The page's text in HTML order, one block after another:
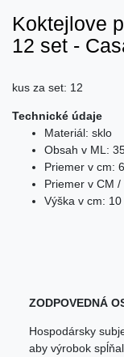
Koktejlove
12 set -
kus za set: 12
Technické údaje
Materiál: sklo
Obsah v ML:
Priemer v cm:
Priemer v CM /
Výška v cm: 10
ZODPOVEDNÁ
Hospodársky
aby výrobok